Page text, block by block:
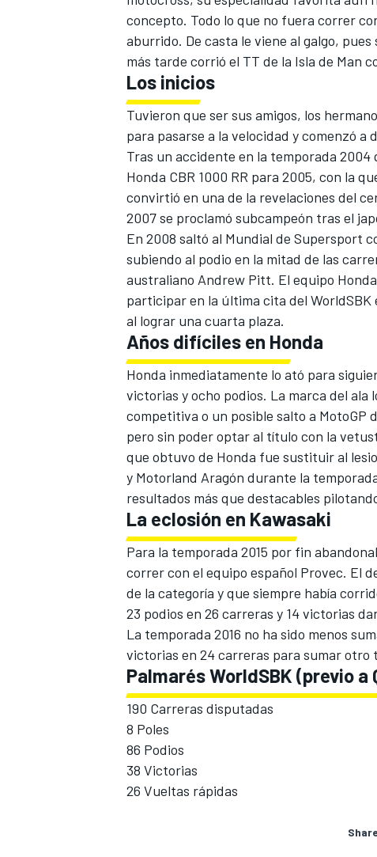
concepto. Todo lo que no fuera correr
aburrido. De casta le viene al galgo,
más tarde corrió el TT de la Isla de Man
Los inicios
Tuvieron que ser sus amigos, los
para pasarse a la velocidad y comenzó
Tras un accidente en la temporada 2004
Honda CBR 1000 RR para 2005, con la
convirtió en una de la revelaciones del
2007 se proclamó subcampeón tras el
En 2008 saltó al Mundial de Supersport
subiendo al podio en la mitad de las
australiano Andrew Pitt. El equipo
participar en la última cita del
al lograr una cuarta plaza.
Años difíciles en Honda
Honda inmediatamente lo ató para
victorias y ocho podios. La marca del
competitiva o un posible salto a MotoGP
pero sin poder optar al título con la
que obtuvo de Honda fue sustituir al
y Motorland Aragón durante la
resultados más que destacables
La eclosión en Kawasaki
Para la temporada 2015 por fin
correr con el equipo español Provec. El
de la categoría y que siempre había
23 podios en 26 carreras y 14 victorias
La temporada 2016 no ha sido menos
victorias en 24 carreras para sumar
Palmarés WorldSBK (previo a
190 Carreras disputadas
8 Poles
86 Podios
38 Victorias
26 Vueltas rápidas